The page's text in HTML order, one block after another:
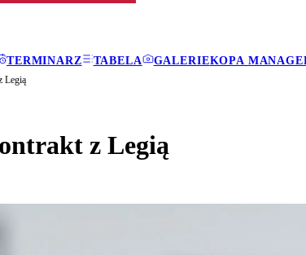
TERMINARZ TABELA GALERIEKOPA
Legią
z Legią